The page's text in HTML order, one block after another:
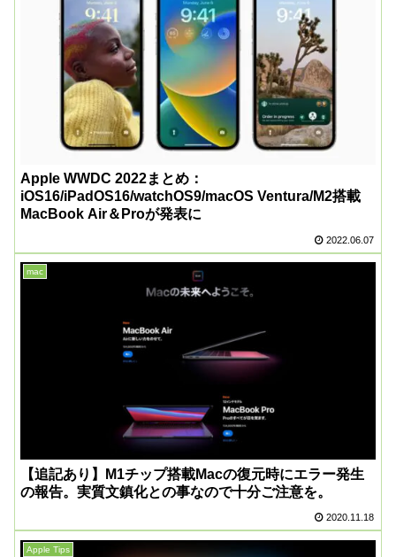
Apple WWDC 2022まとめ：
iOS16/iPadOS16/watchOS9/macOS Ventura/M2搭載
MacBook Air＆Proが発表に
2022.06.07
mac
【追記あり】M1チップ搭載Macの復元時にエラー発生
の報告。実質文鎮化との事なので十分ご注意を。
2020.11.18
Apple Tips